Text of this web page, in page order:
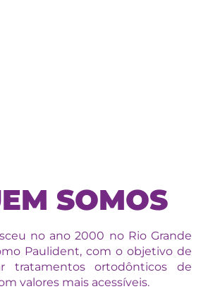
SOMOS
no ano 2000 no Rio Grande
Paulident, com o objetivo de
tratamentos ortodônticos de
valores mais acessíveis.